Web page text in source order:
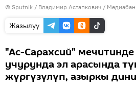
© Sputnik / Владимир Астапкович /
Жазылуу
"Аc-Сарахсий"
учурунда эл арасында
жүргүзүлүп, азыркы